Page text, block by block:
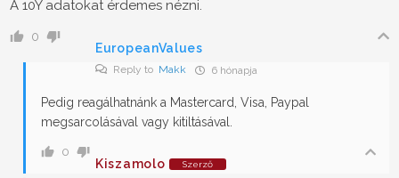
A 10Y adatokat érdemes nézni.
0
EuropeanValues
Reply to Makk 6 hónapja
Pedig reagálhatnánk a Mastercard, Visa, Paypal
megsarcolásával vagy kitiltásával.
0
Kiszamolo Szerző